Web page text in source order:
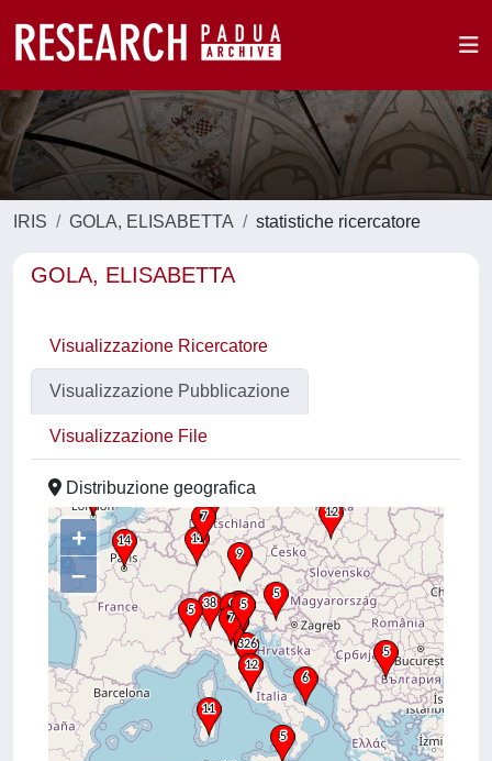
IRIS GOLA, ELISABETTA statistiche ricercatore
GOLA, ELISABETTA
Visualizzazione Ricercatore
Visualizzazione Pubblicazione
Visualizzazione File
Distribuzione geografica
+
–